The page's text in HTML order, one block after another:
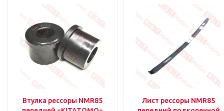
Втулка рессоры NMR85
Лист рессоры NMR85